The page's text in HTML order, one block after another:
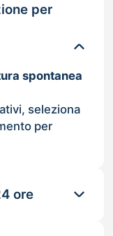
per
spontanea
seleziona
per
ore